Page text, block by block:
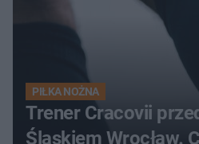
PIŁKA NOŻNA
Trener Cracovii
Śląskiem Wrocław.